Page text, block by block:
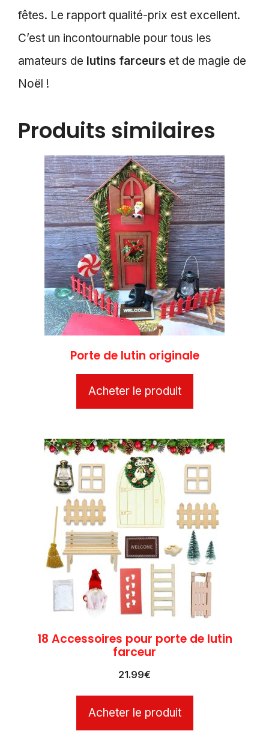
fêtes. Le rapport qualité-prix est excellent.
C’est un incontournable pour tous les
amateurs de lutins farceurs et de magie de
Noël !
Produits similaires
Porte de lutin originale
Acheter le produit
18 Accessoires pour porte de lutin
farceur
21.99€
Acheter le produit